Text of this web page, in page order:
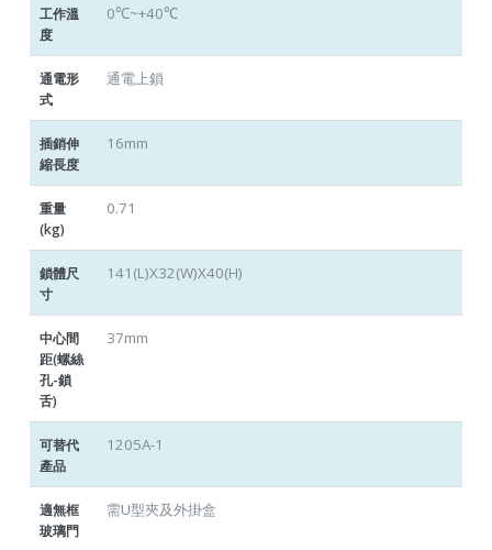
工作溫
度
0℃~+40℃
通電形
式
通電上鎖
插銷伸
縮長度
16mm
重量
(kg)
0.71
鎖體尺
寸
141(L)X32(W)X40(H)
中心間
距(螺絲
孔-鎖
舌)
37mm
可替代
產品
1205A-1
適無框
玻璃門
需U型夾及外掛盒